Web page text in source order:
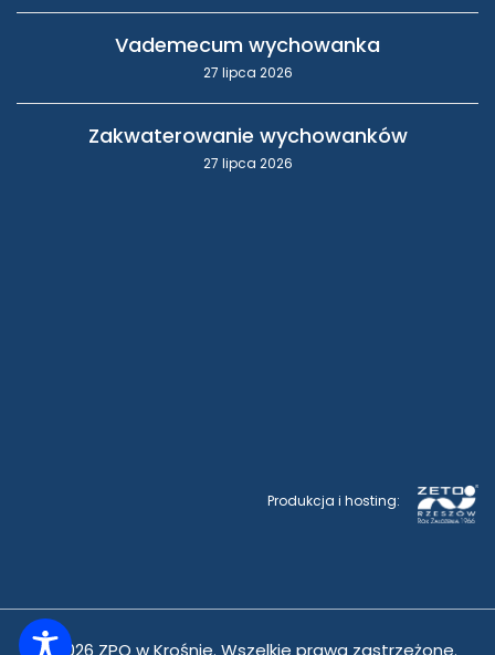
Vademecum wychowanka
27 lipca 2026
Zakwaterowanie wychowanków
27 lipca 2026
Produkcja i hosting:
© 2026 ZPO w Krośnie. Wszelkie prawa zastrzeżone.